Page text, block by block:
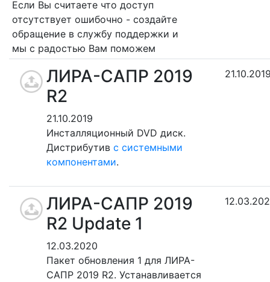
Если Вы считаете что доступ
отсутствует ошибочно - создайте
обращение в службу поддержки и
мы с радостью Вам поможем
ЛИРА-САПР 2019
R2
21.10.2019
Инсталляционный DVD диск.
Дистрибутив с системными
компонентами.
ЛИРА-САПР 2019
R2 Update 1
12.03.2020
Пакет обновления 1 для ЛИРА-
САПР 2019 R2. Устанавливается